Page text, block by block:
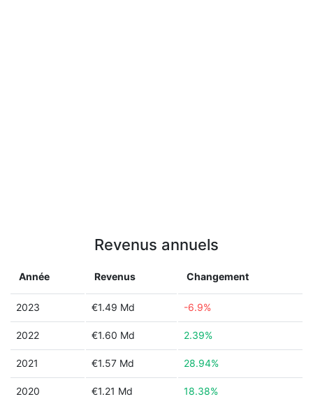
Revenus annuels
Année Revenus Changement
2023 €1.49 Md -6.9%
2022 €1.60 Md 2.39%
2021 €1.57 Md 28.94%
2020 €1.21 Md 18.38%